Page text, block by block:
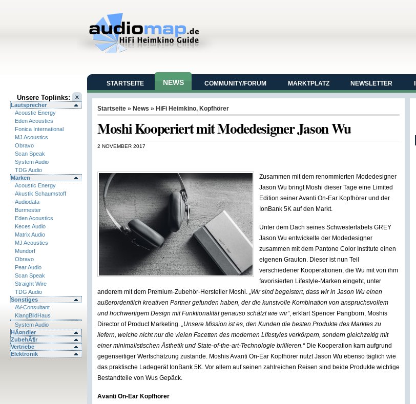
Unsere Toplinks:
Lautsprecher
Acoustic Energy
Eden Acoustics
Fonica International
MJ Acoustics
Obravo
Scan Speak
System Audio
TDG Audio
Marken
Acoustic Energy
Akustik Schaumstoff
Audiodata
Burmester
Eden Acoustics
Keces Audio
Matrix Audio
MJ Acoustics
Mundorf
Obravo
Pear Audio
Scan Speak
Straight Wire
TDG Audio
Sonstiges
AV-Consultant
KlangBildHaus
System Audio
HÃ¤ndler
ZubehÃ¶r
Vertriebe
Elektronik
STARTSEITE NEWS COMMUNITY/FORUM MARKTPLATZ NEWSLETTER
Startseite » News » HiFi Heimkino, Kopfhörer
Moshi Kooperiert mit Modedesigner Jason Wu
2 NOVEMBER 2017
Zusammen mit dem renommierten Modedesigner
Jason Wu bringt Moshi dieser Tage eine Limited
Edition seiner Avanti On-Ear Kopfhörer und der
IonBank 5K auf den Markt.
Unter dem Dach seines Schwesterlabels GREY
Jason Wu entwickelte der Modedesigner
zusammen mit dem Pantone Color Institute einen
eigenen Grauton. Dieser ist nun Teil
verschiedener Kooperationen, die Wu mit von ihm
favorisierten Lifestyle-Marken eingeht, unter
anderem mit dem Premium-Zubehör-Hersteller Moshi. „Wir sind begeistert, dass wir in Jason Wu einen
außerordentlich kreativen Partner gefunden haben, der die kunstvolle Kombination von anspruchsvollem
und hochwertigem Design mit Funktionalität genauso schätzt wie wir“, erklärt Spencer Pangborn, Moshis
Director of Product Marketing. „Unsere Mission ist es, den Kunden die besten Produkte des Marktes zu
liefern, welche nicht nur die vielen Facetten des modernen Lifestyles verkörpern, sondern gleichzeitig mit
einer minimalistischen Ästhetik und State-of-the-art-Technologie brillieren.“Die Kooperation kam aufgrund
gegenseitiger Wertschätzung zustande. Moshis Avanti On-Ear Kopfhörer nutzt Jason Wu ebenso täglich wie
das praktische Ladegerät IonBank 5K. Vor allem auf seinen zahlreichen Reisen sind beide Produkte wichtige
Bestandteile von Wus Gepäck.
Avanti On-Ear Kopfhörer